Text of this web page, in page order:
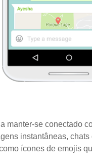
manter-se conectado
instantâneas,
ícones de emojis